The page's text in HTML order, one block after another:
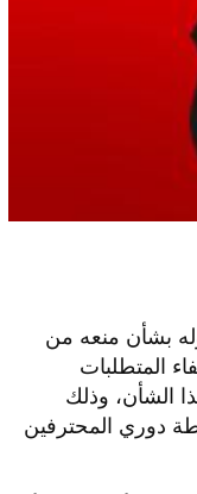
بشأن منعه من
المتطلبات
الشأن، وذلك
دوري المحترفين